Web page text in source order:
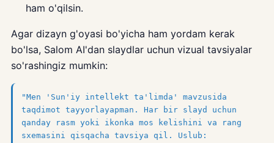
ham o'qilsin.
Agar dizayn g'oyasi bo'yicha ham yordam kerak
bo'lsa, Salom AI'dan slaydlar uchun vizual tavsiyalar
so'rashingiz mumkin:
"Men 'Sun'iy intellekt ta'limda' mavzusida
taqdimot tayyorlayapman. Har bir slayd uchun
qanday rasm yoki ikonka mos kelishini va rang
sxemasini qisqacha tavsiya qil. Uslub: